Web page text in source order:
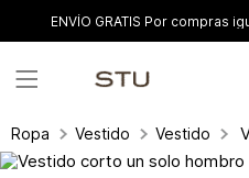
ENVÍO GRATIS Por compras
Ropa Vestidos Vestidos